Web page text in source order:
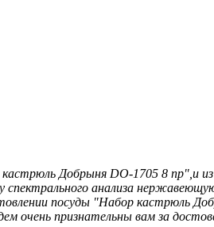
Добрыня DO-1705 8
спектрального анализа
посуды "Набор кастрюль
очень признательны вам за